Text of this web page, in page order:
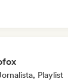
Playlist